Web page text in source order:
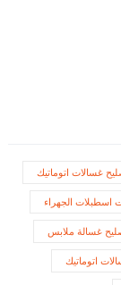
غسالات اتوماتيك
اسطبلات الجهراء
غسالة ملابس
اتوماتيك